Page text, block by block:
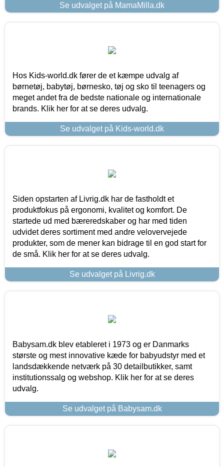
Se udvalget på MamaMilla.dk
Hos Kids-world.dk fører de et kæmpe udvalg af
børnetøj, babytøj, børnesko, tøj og sko til teenagers og
meget andet fra de bedste nationale og internationale
brands. Klik her for at se deres udvalg.
Se udvalget på Kids-world.dk
Siden opstarten af Livrig.dk har de fastholdt et
produktfokus på ergonomi, kvalitet og komfort. De
startede ud med bæreredskaber og har med tiden
udvidet deres sortiment med andre velovervejede
produkter, som de mener kan bidrage til en god start for
de små. Klik her for at se deres udvalg.
Se udvalget på Livrig.dk
Babysam.dk blev etableret i 1973 og er Danmarks
største og mest innovative kæde for babyudstyr med et
landsdækkende netværk på 30 detailbutikker, samt
institutionssalg og webshop. Klik her for at se deres
udvalg.
Se udvalget på Babysam.dk